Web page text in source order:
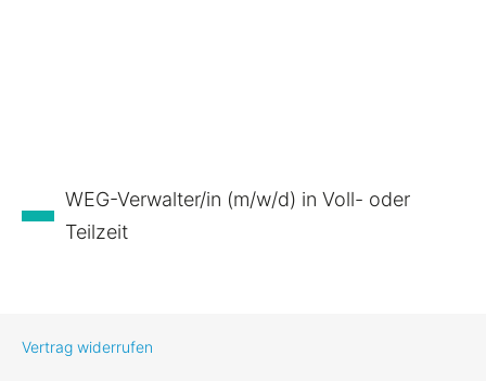
WEG-Verwalter/in (m/w/d) in Voll- oder
Teilzeit
Vertrag widerrufen